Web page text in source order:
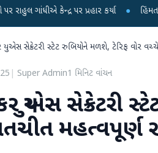
પર પ્રહાર કર્યા ● હિંમતનગરમાં રહસ્યમય
સેક્રેટરી સ્ટેટ રુબિયોને મળશે, ટેરિફ વોર
Super Admin1 મિનિટ વાંચન
સેક્રેટરી
મહત્વપૂર્ણ